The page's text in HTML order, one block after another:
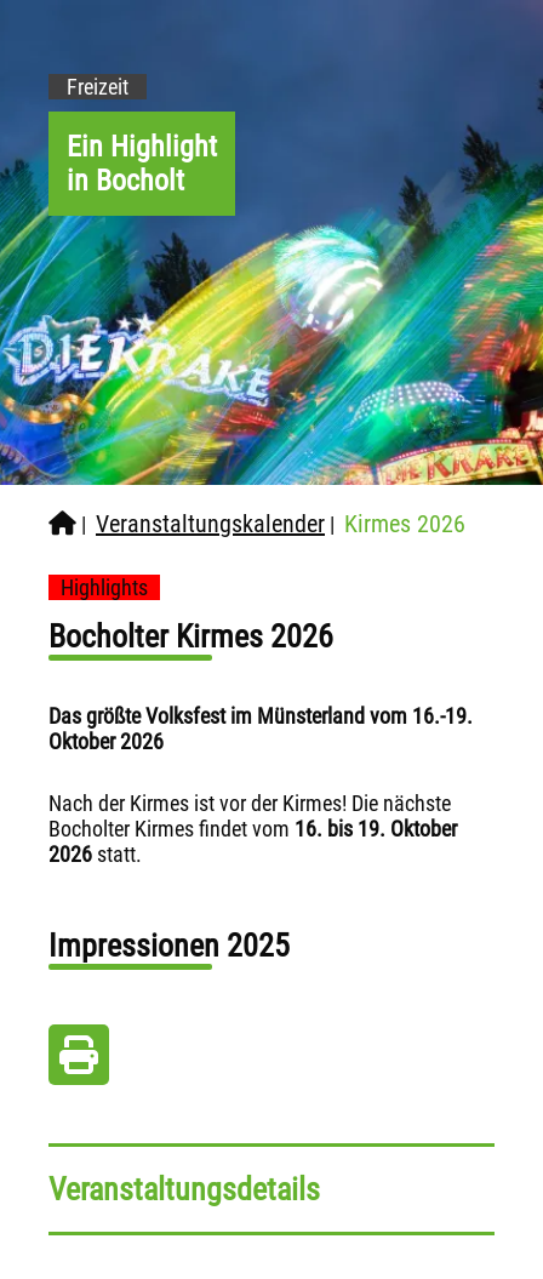
Freizeit
Ein Highlight
in Bocholt
| Veranstaltungskalender | Kirmes 2026
Highlights
Bocholter Kirmes 2026
Das größte Volksfest im Münsterland vom 16.-19.
Oktober 2026
Nach der Kirmes ist vor der Kirmes! Die nächste
Bocholter Kirmes findet vom 16. bis 19. Oktober
2026 statt.
Impressionen 2025
Veranstaltungsdetails